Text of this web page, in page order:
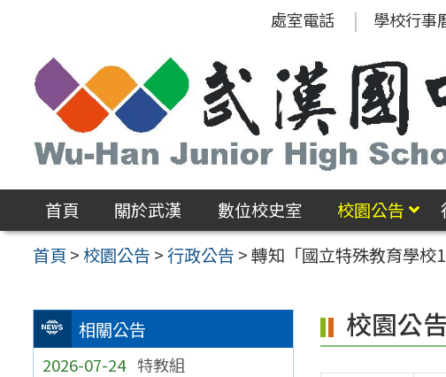
區
處室電話 學校行事
首頁 關於武漢 數位校史室 校園公告
首頁 >校園公告 >行政公告 >轉知「國立特殊教育學校
相關公告
2026-07-24 特教組
校園公